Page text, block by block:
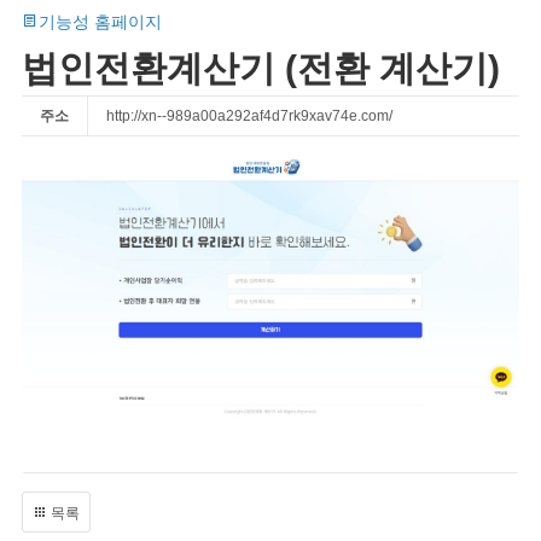
기능성 홈페이지
법인전환계산기 (전환 계산기)
주소 http://xn--989a00a292af4d7rk9xav74e.com/
목록